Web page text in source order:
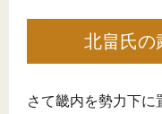
北畠氏の
さて畿内を勢力下に